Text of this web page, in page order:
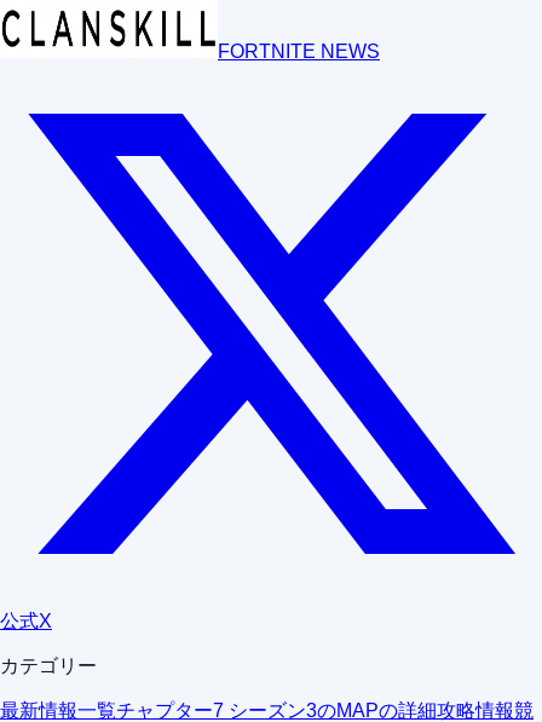
FORTNITE NEWS
公式X
カテゴリー
最新情報一覧チャプター7 シーズン3のMAPの詳細攻略情報競